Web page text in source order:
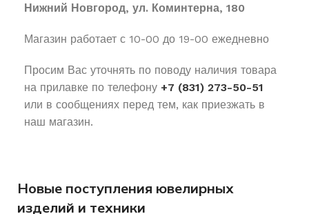
Нижний Новгород, ул. Коминтерна, 180
Магазин работает с 10-00 до 19-00 ежедневно
Просим Вас уточнять по поводу наличия товара
на прилавке по телефону +7 (831) 273-50-51
или в сообщениях перед тем, как приезжать в
наш магазин.
Новые поступления ювелирных
изделий и техники